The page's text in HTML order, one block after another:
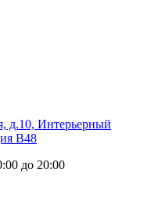
д.10, Интерьерный
В48
до 20:00